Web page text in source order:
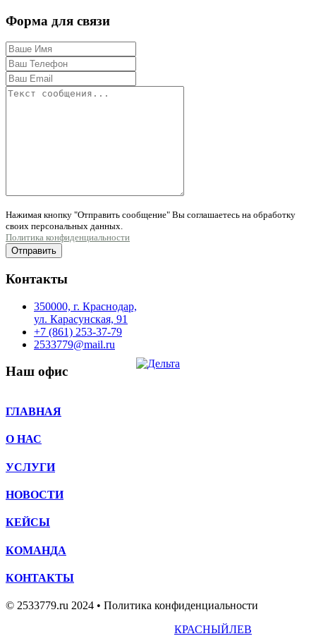
Форма для связи
Нажимая кнопку "Отправить сообщение" Вы соглашаетесь на обработку
своих персональных данных.
Политика конфиденциальности
Отправить
Контакты
350000, г. Краснодар,
ул. Карасунская, 91
+7 (861) 253-37-79
2533779@mail.ru
Наш офис
ГЛАВНАЯ
О НАС
УСЛУГИ
НОВОСТИ
КЕЙСЫ
КОМАНДА
КОНТАКТЫ
© 2533779.ru 2024 • Политика конфиденциальности
КРАСНЫЙЛЕВ